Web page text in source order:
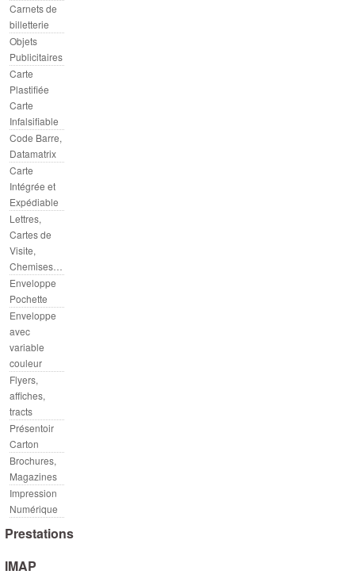
Carnets de
billetterie
Objets
Publicitaires
Carte
Plastifiée
Carte
Infalsifiable
Code Barre,
Datamatrix
Carte
Intégrée et
Expédiable
Lettres,
Cartes de
Visite,
Chemises…
Enveloppe
Pochette
Enveloppe
avec
variable
couleur
Flyers,
affiches,
tracts
Présentoir
Carton
Brochures,
Magazines
Impression
Numérique
Prestations
IMAP